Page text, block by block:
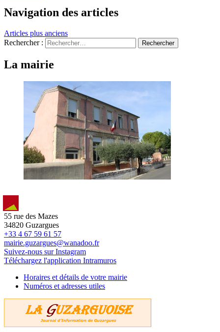
Navigation des articles
Articles plus anciens
Rechercher :
La mairie
55 rue des Mazes
34820 Guzargues
+33 4 67 59 61 57
mairie.guzargues@wanadoo.fr
Suivez-nous sur Instagram
Téléchargez l'application Intramuros
Horaires et détails de votre mairie
Numéros et adresses utiles